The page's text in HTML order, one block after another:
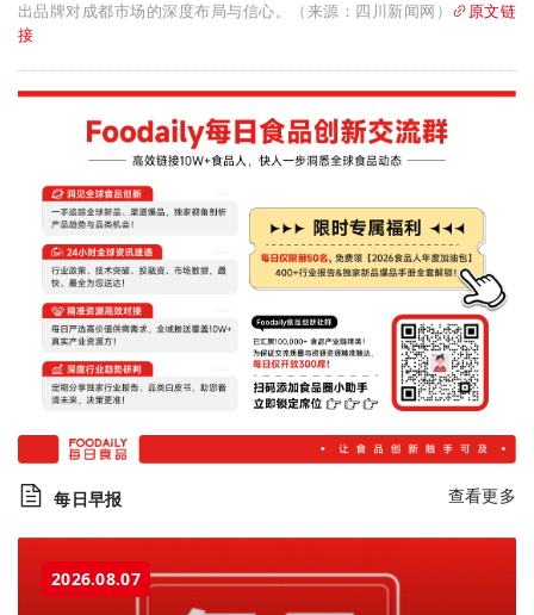
出品牌对成都市场的深度布局与信心。（来源：四川新闻网）
原文链
接
每日早报 查看更多
2026.08.07